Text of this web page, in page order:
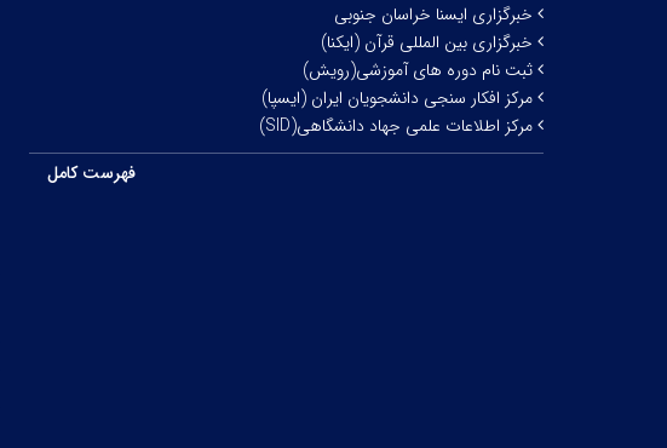
خبرگزاری ایسنا خراسان جنوبی
خبرگزاری بین المللی قرآن (ایکنا)
ثبت نام دوره های آموزشی(رویش)
مرکز افکار سنجی دانشجویان ایران (ایسپا)
مرکز اطلاعات علمی جهاد دانشگاهی(SID)
فهرست کامل